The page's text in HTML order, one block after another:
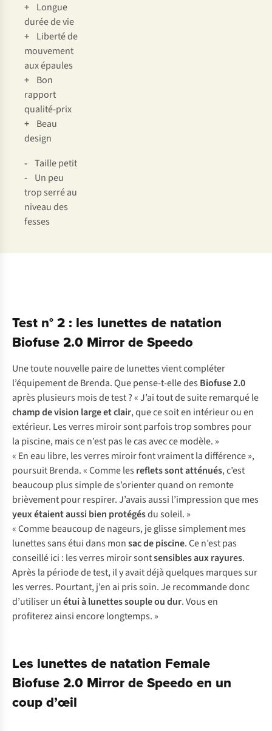
+ Longue
durée de vie
+ Liberté de
mouvement
aux épaules
+ Bon
rapport
qualité-prix
+ Beau
design
- Taille petit
- Un peu
trop serré au
niveau des
fesses
Test n° 2 : les lunettes de natation
Biofuse 2.0 Mirror de Speedo
Une toute nouvelle paire de lunettes vient compléter
l’équipement de Brenda. Que pense-t-elle des Biofuse 2.0
après plusieurs mois de test ? « J’ai tout de suite remarqué le
champ de vision large et clair, que ce soit en intérieur ou en
extérieur. Les verres miroir sont parfois trop sombres pour
la piscine, mais ce n’est pas le cas avec ce modèle. »
« En eau libre, les verres miroir font vraiment la différence »,
poursuit Brenda. « Comme les reflets sont atténués, c’est
beaucoup plus simple de s’orienter quand on remonte
brièvement pour respirer. J’avais aussi l’impression que mes
yeux étaient aussi bien protégésdu soleil. »
« Comme beaucoup de nageurs, je glisse simplement mes
lunettes sans étui dans monsac de piscine. Ce n’est pas
conseillé ici : les verres miroir sontsensibles aux rayures.
Après la période de test, il y avait déjà quelques marques sur
les verres. Pourtant, j’en ai pris soin. Je recommande donc
d’utiliser unétui à lunettessouple ou dur. Vous en
profiterez ainsi encore longtemps. »
Les lunettes de natation Female
Biofuse 2.0 Mirror de Speedo en un
coup d’œil